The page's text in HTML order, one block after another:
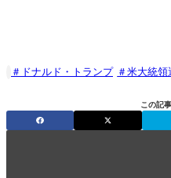
ドナルド・トランプ 米大統領
この記